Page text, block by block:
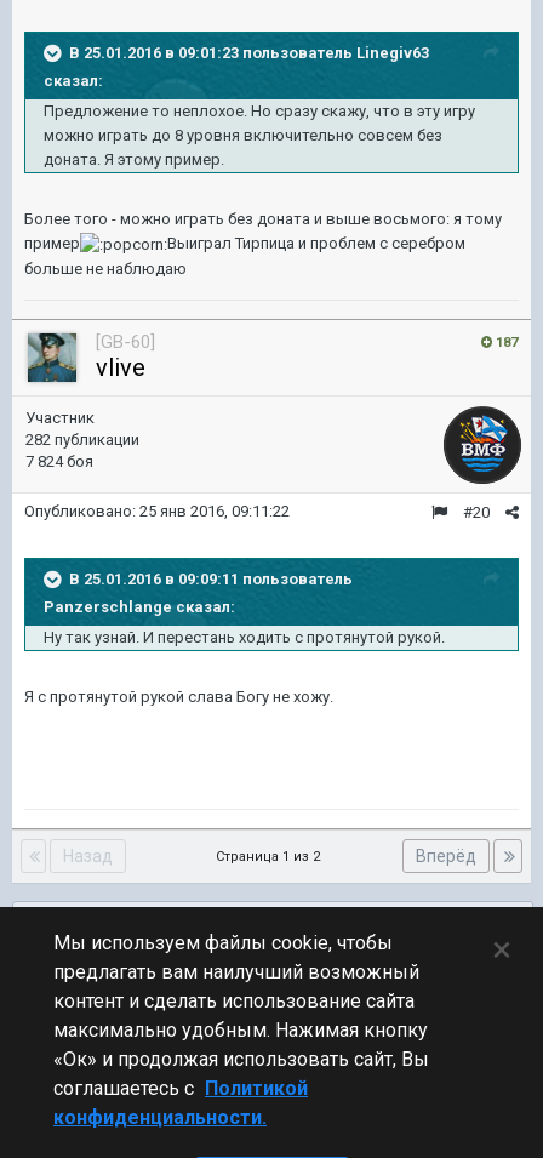
В 25.01.2016 в 09:01:23 пользователь Linegiv63
сказал:
Предложение то неплохое. Но сразу скажу, что в эту игру
можно играть до 8 уровня включительно совсем без
доната. Я этому пример.
Более того - можно играть без доната и выше восьмого: я тому
пример
Выиграл Тирпица и проблем с серебром
больше не наблюдаю
187
[GB-60]
vlive
Участник
282 публикации
7 824 боя
#20
Опубликовано: 25 янв 2016, 09:11:22
В 25.01.2016 в 09:09:11 пользователь
Panzerschlange сказал:
Ну так узнай. И перестань ходить с протянутой рукой.
Я с протянутой рукой слава Богу не хожу.
Назад Вперёд
Страница 1 из 2
ПЕРЕЙТИ К СПИСКУ ТЕМ
Фидбек
Стиль
Мы используем файлы cookie, чтобы
предлагать вам наилучший возможный
контент и сделать использование сайта
максимально удобным. Нажимая кнопку
«Ок» и продолжая использовать сайт, Вы
соглашаетесь с Политикой
конфиденциальности.
×